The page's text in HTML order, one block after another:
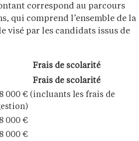
correspond au parcours
qui comprend l’ensemble de la
visé par les candidats issus de
Frais de scolarité
Frais de scolarité
000 € (incluants les frais de
000 €
000 €